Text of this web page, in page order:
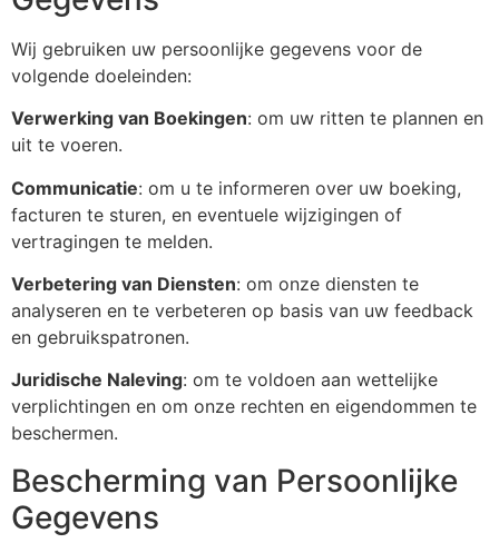
Wij gebruiken uw persoonlijke gegevens voor de
volgende doeleinden:
Verwerking van Boekingen: om uw ritten te plannen en
uit te voeren.
Communicatie: om u te informeren over uw boeking,
facturen te sturen, en eventuele wijzigingen of
vertragingen te melden.
Verbetering van Diensten: om onze diensten te
analyseren en te verbeteren op basis van uw feedback
en gebruikspatronen.
Juridische Naleving: om te voldoen aan wettelijke
verplichtingen en om onze rechten en eigendommen te
beschermen.
Bescherming van Persoonlijke
Gegevens